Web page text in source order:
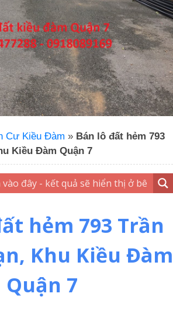
Cư Kiều Đàm » Bán lô đất hẻm 793
Kiều Đàm Quận 7
hẻm 793 Trần
Khu Kiều Đàm
Quận 7